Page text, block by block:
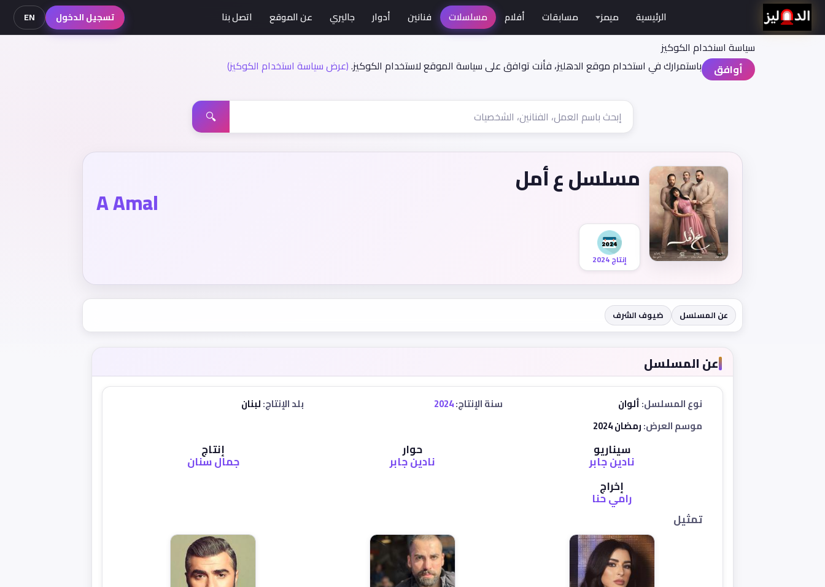
سياسة اسنخدام الكوكيز
أوافق
باستمرارك في استخدام موقع الدهليز، فأنت توافق على سياسة الموقع لاستخدام الكوكيز.(عرض سياسة استخدام الكوكيز)
الرئيسية ميمز مسابقات أفلام مسلسلات فنانين أدوار جاليري عن الموقع اتصل بنا تسجيل الدخول EN
🔍
مسلسل ع أمل
A Amal
إنتاج 2024
عن المسلسل ضيوف الشرف
عن المسلسل
نوع المسلسل:ألوان سنة الإنتاج:2024 بلد الإنتاج:لبنان
موسم العرض:رمضان 2024
سيناريو
نادين جابر
حوار
نادين جابر
إنتاج
جمال سنان
إخراج
رامي حنا
تمثيل